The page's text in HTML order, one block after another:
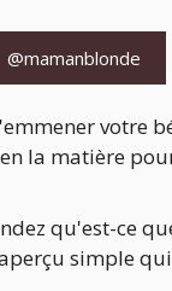
@mamanblonde